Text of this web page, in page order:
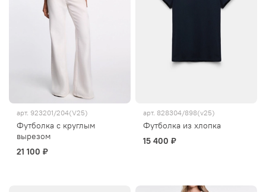
арт. 923201/204(V25)
Футболка с круглым
вырезом
21 100 ₽
арт. 828304/898(v25)
Футболка из хлопка
15 400 ₽